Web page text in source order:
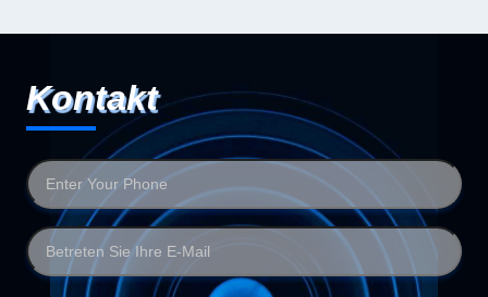
Kontakt